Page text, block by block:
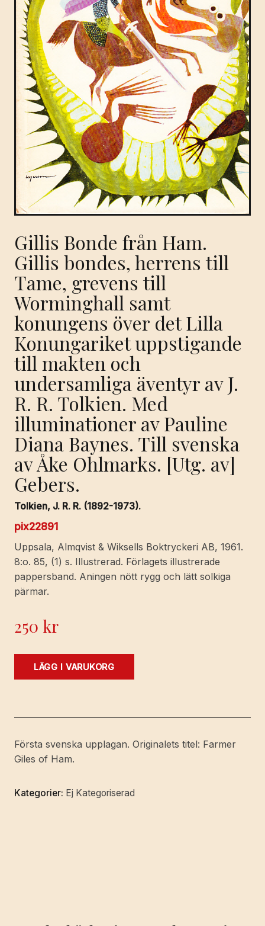
Gillis Bonde från Ham.
Gillis bondes, herrens till
Tame, grevens till
Worminghall samt
konungens över det Lilla
Konungariket uppstigande
till makten och
undersamliga äventyr av J.
R. R. Tolkien. Med
illuminationer av Pauline
Diana Baynes. Till svenska
av Åke Ohlmarks. [Utg. av]
Gebers.
Tolkien, J. R. R. (1892-1973).
pix22891
Uppsala, Almqvist & Wiksells Boktryckeri AB, 1961.
8:o. 85, (1) s. Illustrerad. Förlagets illustrerade
pappersband. Aningen nött rygg och lätt solkiga
pärmar.
250 kr
Gillis
herrens
till
grevens
LÄGG I VARUKORG
Första svenska upplagan. Originalets titel: Farmer
Giles of Ham.
Kategorier: Ej Kategoriserad